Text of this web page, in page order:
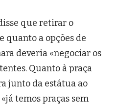
que retirar o
quanto a opções de
deveria «negociar os
Quanto à praça
junto da estátua ao
temos praças sem